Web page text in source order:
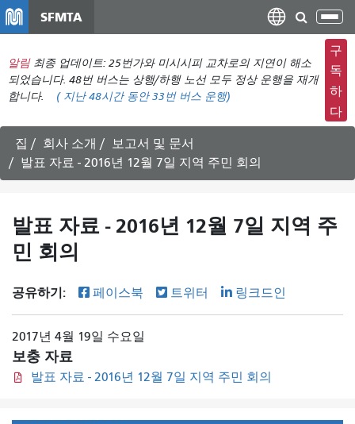
텐
츠
로
건
너
뛰
기
SFMTA
탐
색
메
뉴
전
환
알림 최종 업데이트: 25번가와 미시시피 교차로의 지연이 해소
되었습니다. 48번 버스는 상행/하행 노선 모두 정상 운행을 재개
합니다.
( 지난 48시간 동안33번 버스 운행)
구
독
하
다
집 회사 소개
보고서 및 문서
발표 자료 - 2016년 12월 7일 지역 주민 회의
발표 자료 - 2016년 12월 7일 지역 주
민 회의
공유하기: 페이스북 트위터 링크드인
2017년 4월 19일 수요일
보충 자료
발표 자료 - 2016년 12월 7일 지역 주민 회의